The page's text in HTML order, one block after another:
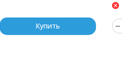
Купить